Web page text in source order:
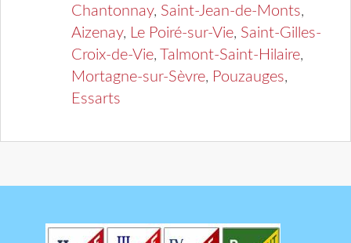
Chantonnay, Saint-Jean-de-Monts,
Aizenay, Le Poiré-sur-Vie, Saint-Gilles-
Croix-de-Vie, Talmont-Saint-Hilaire,
Mortagne-sur-Sèvre, Pouzauges,
Essarts